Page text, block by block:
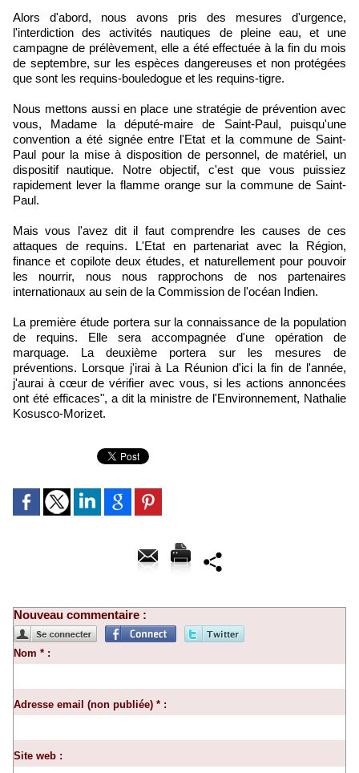
Alors d'abord, nous avons pris des mesures d'urgence,
l'interdiction des activités nautiques de pleine eau, et une
campagne de prélèvement, elle a été effectuée à la fin du mois
de septembre, sur les espèces dangereuses et non protégées
que sont les requins-bouledogue et les requins-tigre.
Nous mettons aussi en place une stratégie de prévention avec
vous, Madame la député-maire de Saint-Paul, puisqu'une
convention a été signée entre l'Etat et la commune de Saint-
Paul pour la mise à disposition de personnel, de matériel, un
dispositif nautique. Notre objectif, c'est que vous puissiez
rapidement lever la flamme orange sur la commune de Saint-
Paul.
Mais vous l'avez dit il faut comprendre les causes de ces
attaques de requins. L'Etat en partenariat avec la Région,
finance et copilote deux études, et naturellement pour pouvoir
les nourrir, nous nous rapprochons de nos partenaires
internationaux au sein de la Commission de l'océan Indien.
La première étude portera sur la connaissance de la population
de requins. Elle sera accompagnée d'une opération de
marquage. La deuxième portera sur les mesures de
préventions. Lorsque j'irai à La Réunion d'ici la fin de l'année,
j'aurai à cœur de vérifier avec vous, si les actions annoncées
ont été efficaces", a dit la ministre de l'Environnement, Nathalie
Kosusco-Morizet.
Nouveau commentaire :
Nom * :
Adresse email (non publiée) * :
Site web :